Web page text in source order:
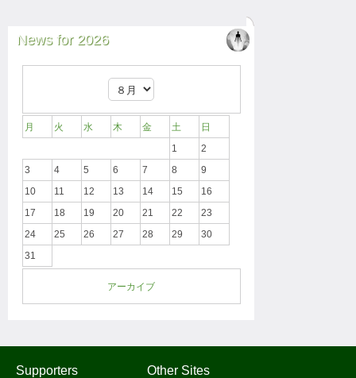
News for 2026
月 火 水 木 金 土
日
1
2
3
4 5 6 7 8
9
10
11 12 13 14 15
16
17
18 19 20 21 22
23
24
25 26 27 28 29
30
31
アーカイブ
Supporters Other Sites